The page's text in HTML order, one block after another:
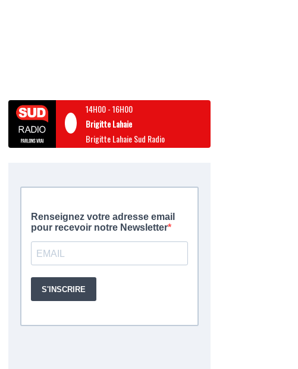
14H00-16H00
Brigitte Lahaie
Brigitte Lahaie Sud Radio